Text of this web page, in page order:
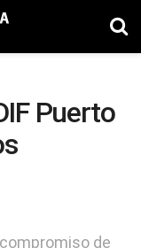
Puerto
de